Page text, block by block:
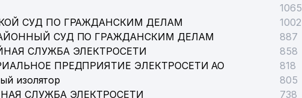
1065
СУД ПО ГРАЖДАНСКИМ ДЕЛАМ
1002
СУД ПО ГРАЖДАНСКИМ ДЕЛАМ
887
СЛУЖБА ЭЛЕКТРОСЕТИ
858
ПРЕДПРИЯТИЕ ЭЛЕКТРОСЕТИ АО
818
изолятор
805
СЛУЖБА ЭЛЕКТРОСЕТИ
738